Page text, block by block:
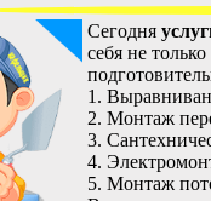
Сегодня
себя не
1.
2. Монтаж
3.
4.
5. Монтаж